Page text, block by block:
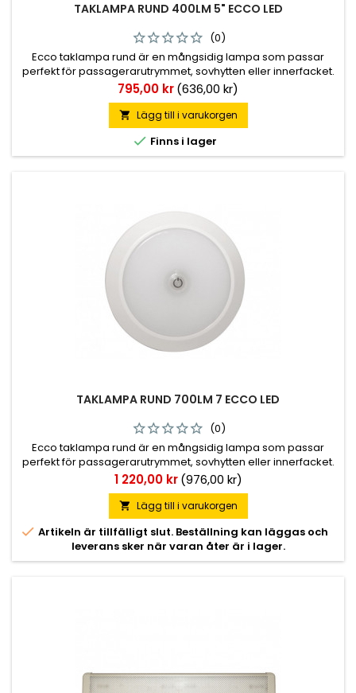
TAKLAMPA RUND 400LM 5" ECCO LED
(0)
Ecco taklampa rund är en mångsidig lampa som passar
perfekt för passagerarutrymmet, sovhytten eller innerfacket.
✔ CE &amp; ROHS
Pris
795,00 kr(636,00 kr)
 Lägg till i varukorgen
 Finns i lager
TAKLAMPA RUND 700LM 7 ECCO LED
(0)
Ecco taklampa rund är en mångsidig lampa som passar
perfekt för passagerarutrymmet, sovhytten eller innerfacket.
✔ CE &amp; ROHS
Pris
1 220,00 kr (976,00 kr)
 Lägg till i varukorgen
 Artikeln är tillfälligt slut. Beställning kan läggas och
leverans sker när varan åter är i lager.